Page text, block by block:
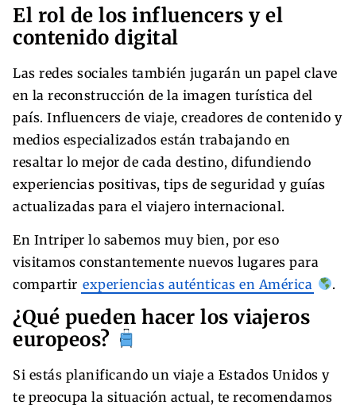
El rol de los influencers y el
contenido digital
Las redes sociales también jugarán un papel clave
en la reconstrucción de la imagen turística del
país. Influencers de viaje, creadores de contenido y
medios especializados están trabajando en
resaltar lo mejor de cada destino, difundiendo
experiencias positivas, tips de seguridad y guías
actualizadas para el viajero internacional.
En Intriper lo sabemos muy bien, por eso
visitamos constantemente nuevos lugares para
compartir experiencias auténticas en América .
¿Qué pueden hacer los viajeros
europeos?
Si estás planificando un viaje a Estados Unidos y
te preocupa la situación actual, te recomendamos